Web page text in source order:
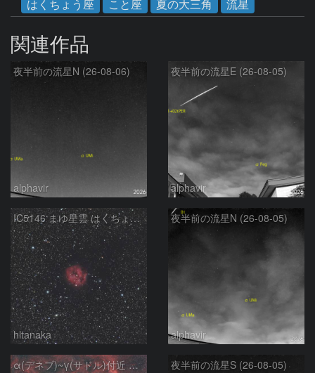
はくちょう座
こと座 夏の大三角 流星
関連作品
夜半前の流星N (26-08-06)
alphavir
夜半前の流星E (26-08-05)
alphavir
IC5146 まゆ星雲 はくちょう座
hltanaka
夜半前の流星N (26-08-05)
alphavir
α(デネブ)~γ(サドル)付近 NGC7000 北アメリカ星雲 IC5067~5070 ペリカン星雲 Sh2-112 はくちょう座 夜半前の流星S (26-08-05)